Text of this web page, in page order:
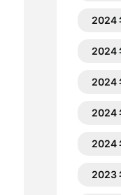
2024
2024
2024
2024
2024
2023